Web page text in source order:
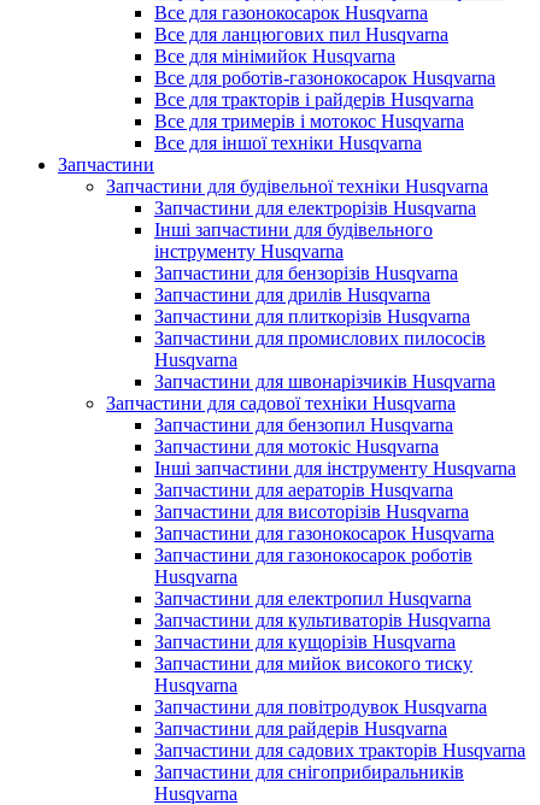
Все для газонокосарок Husqvarna
Все для ланцюгових пил Husqvarna
Все для мінімийок Husqvarna
Все для роботів-газонокосарок Husqvarna
Все для тракторів і райдерів Husqvarna
Все для тримерів і мотокос Husqvarna
Все для іншої техніки Husqvarna
Запчастини
Запчастини для будівельної техніки Husqvarna
Запчастини для електрорізів Husqvarna
Інші запчастини для будівельного
інструменту Husqvarna
Запчастини для бензорізів Husqvarna
Запчастини для дрилів Husqvarna
Запчастини для плиткорізів Husqvarna
Запчастини для промислових пилососів
Husqvarna
Запчастини для швонарізчиків Husqvarna
Запчастини для садової техніки Husqvarna
Запчастини для бензопил Husqvarna
Запчастини для мотокіс Husqvarna
Інші запчастини для інструменту Husqvarna
Запчастини для аераторів Husqvarna
Запчастини для висоторізів Husqvarna
Запчастини для газонокосарок Husqvarna
Запчастини для газонокосарок роботів
Husqvarna
Запчастини для електропил Husqvarna
Запчастини для культиваторів Husqvarna
Запчастини для кущорізів Husqvarna
Запчастини для мийок високого тиску
Husqvarna
Запчастини для повітродувок Husqvarna
Запчастини для райдерів Husqvarna
Запчастини для садових тракторів Husqvarna
Запчастини для снігоприбиральників
Husqvarna